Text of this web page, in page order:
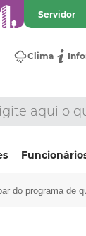
Servidor
Clima
do programa de